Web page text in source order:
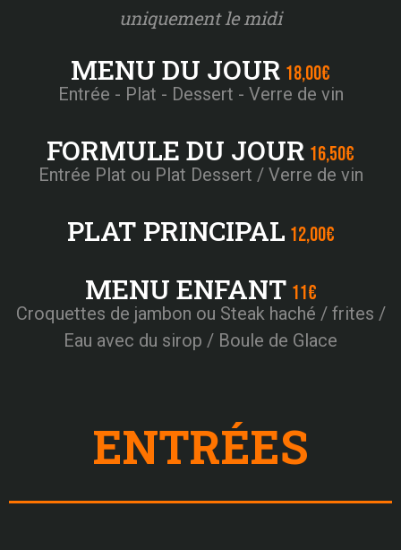
uniquement le midi​
MENU DU JOUR 18,00€
Entrée - Plat - Dessert - Verre de vin
FORMULE DU JOUR 16,50€
Entrée Plat ou Plat Dessert / Verre de vin
PLAT PRINCIPAL 12,00€
MENU ENFANT 11€
Croquettes de jambon ou Steak haché / frites /
Eau avec du sirop / Boule de Glace
ENTRÉES